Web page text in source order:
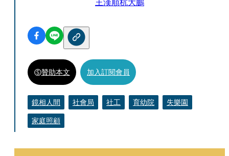
贊助本文 加入訂閱會員
鏡相人間 社會局 社工 育幼院
失樂園
家庭照顧